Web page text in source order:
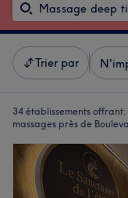
Massage deep
Trier par
34 établissements offrant:
massages près de